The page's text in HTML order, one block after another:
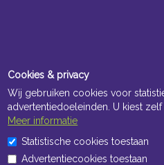
Openingstijden
Cookies & privacy
Wij gebruiken cookies voor
advertentiedoeleinden. U kiest zelf
Meer informatie
Statistische cookies toestaan
Advertentiecookies toestaan